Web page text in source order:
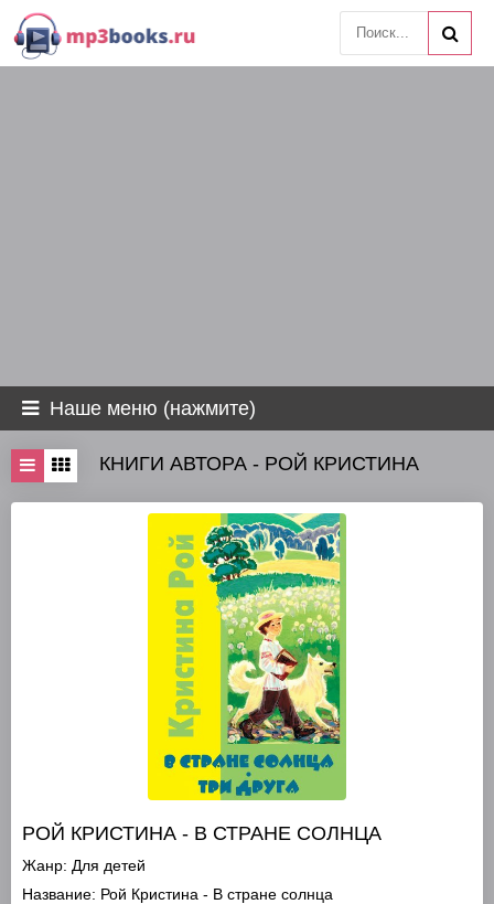
Наше меню (нажмите)
КНИГИ АВТОРА - РОЙ КРИСТИНА
РОЙ КРИСТИНА - В СТРАНЕ СОЛНЦА
Жанр: Для детей
Название: Рой Кристина - В стране солнца